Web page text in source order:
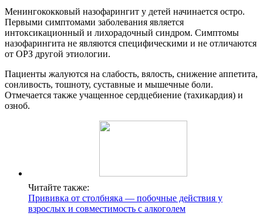
Менингококковый назофарингит у детей начинается остро.
Первыми симптомами заболевания является
интоксикационный и лихорадочный синдром. Симптомы
назофарингита не являются специфическими и не отличаются
от ОРЗ другой этиологии.
Пациенты жалуются на слабость, вялость, снижение аппетита,
сонливость, тошноту, суставные и мышечные боли.
Отмечается также учащенное сердцебиение (тахикардия) и
озноб.
Читайте также:
Прививка от столбняка — побочные действия у
взрослых и совместимость с алкоголем